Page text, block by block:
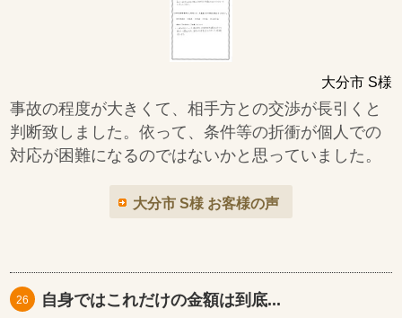
大分市 S様
事故の程度が大きくて、相手方との交渉が長引くと
判断致しました。依って、条件等の折衝が個人での
対応が困難になるのではないかと思っていました。
大分市 S様 お客様の声
自身ではこれだけの金額は到底...
26